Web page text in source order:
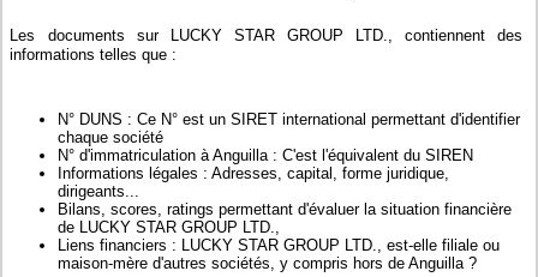
Les documents sur LUCKY STAR GROUP LTD., contiennent des
informations telles que :
N° DUNS : Ce N° est un SIRET international permettant d'identifier
chaque société
N° d'immatriculation à Anguilla : C'est l'équivalent du SIREN
Informations légales : Adresses, capital, forme juridique,
dirigeants...
Bilans, scores, ratings permettant d'évaluer la situation financière
de LUCKY STAR GROUP LTD.,
Liens financiers : LUCKY STAR GROUP LTD., est-elle filiale ou
maison-mère d'autres sociétés, y compris hors de Anguilla ?